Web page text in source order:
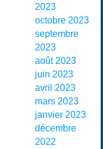
2023
octobre 2023
septembre
2023
août 2023
juin 2023
avril 2023
mars 2023
janvier 2023
décembre
2022